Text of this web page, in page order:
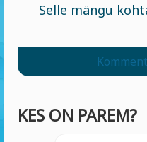
Selle mängu
KES ON PAREM?